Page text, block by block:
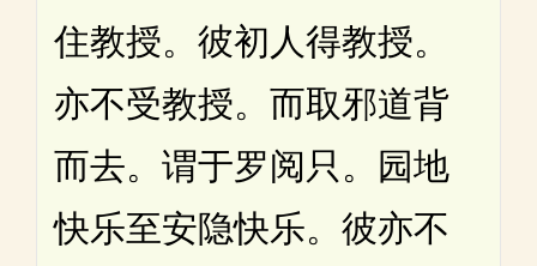
住教授。彼初人得教授。
亦不受教授。而取邪道背
而去。谓于罗阅只。园地
快乐至安隐快乐。彼亦不